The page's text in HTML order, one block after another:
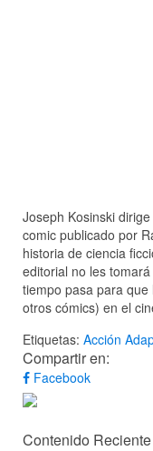
Joseph Kosinski
comic publicado por
historia de ciencia
editorial no les
tiempo pasa para
otros cómics) en el
Etiquetas: Acción
Compartir en:
Facebook
Contenido Reciente